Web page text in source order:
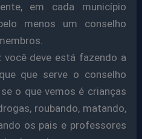
em cada município
menos um conselho
você deve está fazendo a
que serve o conselho
o que vemos é crianças
roubando, matando,
os pais e professores